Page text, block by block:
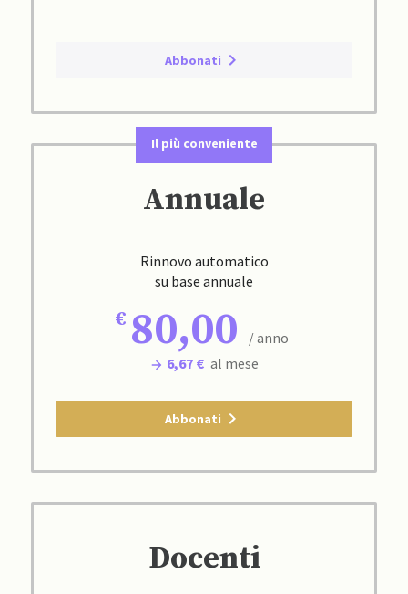
Abbonati
Il più conveniente
Annuale
Rinnovo automatico
su base annuale
80,00
/ anno
6,67 € al mese
Abbonati
Docenti